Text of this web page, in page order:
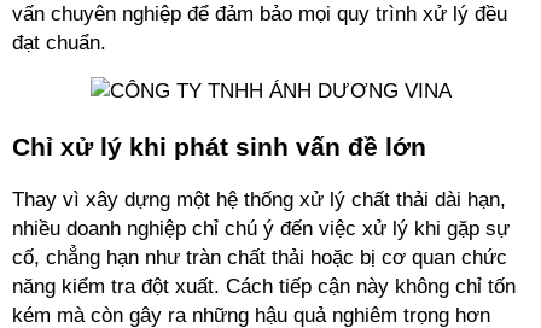
vấn chuyên nghiệp để đảm bảo mọi quy trình xử lý đều
đạt chuẩn.
Chỉ xử lý khi phát sinh vấn đề lớn
Thay vì xây dựng một hệ thống xử lý chất thải dài hạn,
nhiều doanh nghiệp chỉ chú ý đến việc xử lý khi gặp sự
cố, chẳng hạn như tràn chất thải hoặc bị cơ quan chức
năng kiểm tra đột xuất. Cách tiếp cận này không chỉ tốn
kém mà còn gây ra những hậu quả nghiêm trọng hơn